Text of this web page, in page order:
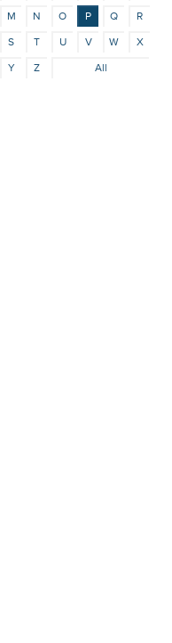
M
N O P Q
R
S
T U V W
X
Y
Z All